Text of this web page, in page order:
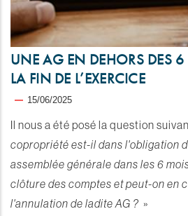
UNE AG EN DEHORS DES
LA FIN DE L’EXERCICE
15/06/2025
Il nous a été posé la question
copropriété est-il dans l'obligation
assemblée générale dans les 6
clôture des comptes et peut-on en
l'annulation de ladite AG ? »